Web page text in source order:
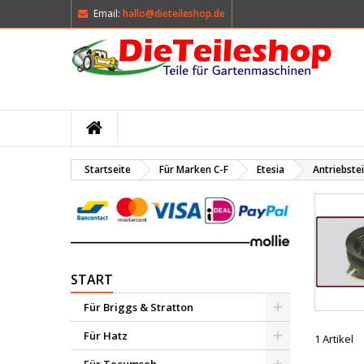
Email: hallo@dieteileshop.de
Startseite Für Marken C-F Etesia
START
Für Briggs & Stratton
Für Hatz
1 Artikel